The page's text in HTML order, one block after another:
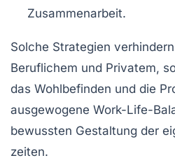
Zusammenarbeit.
Solche Strategien
Beruflichem und Privatem,
das Wohlbefinden und die
ausgewogene Work-Life-
bewussten Gestaltung der
zeiten.